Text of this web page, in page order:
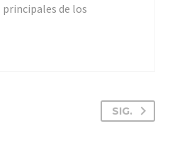
de los
SIG.